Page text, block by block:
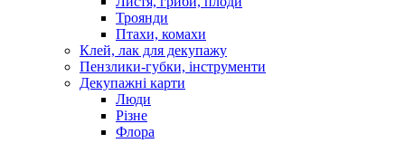
Троянди
Птахи, комахи
Клей, лак для декупажу
Пензлики-губки, інструменти
Декупажні карти
Люди
Різне
Флора